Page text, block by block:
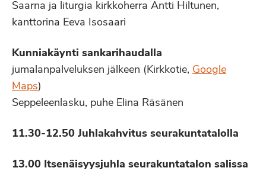
Saarna ja liturgia kirkkoherra Antti Hiltunen,
kanttorina Eeva Isosaari
Kunniakäynti sankarihaudalla
jumalanpalveluksen jälkeen (Kirkkotie, Google
Maps)
Seppeleenlasku, puhe Elina Räsänen
11.30-12.50 Juhlakahvitus seurakuntatalolla
13.00 Itsenäisyysjuhla seurakuntatalon salissa